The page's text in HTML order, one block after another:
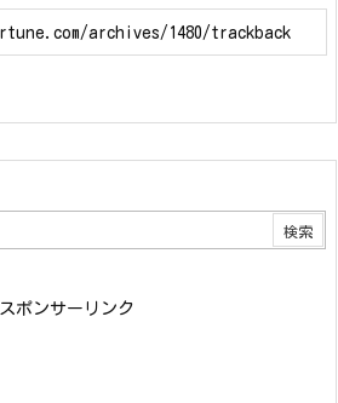
スポンサーリンク